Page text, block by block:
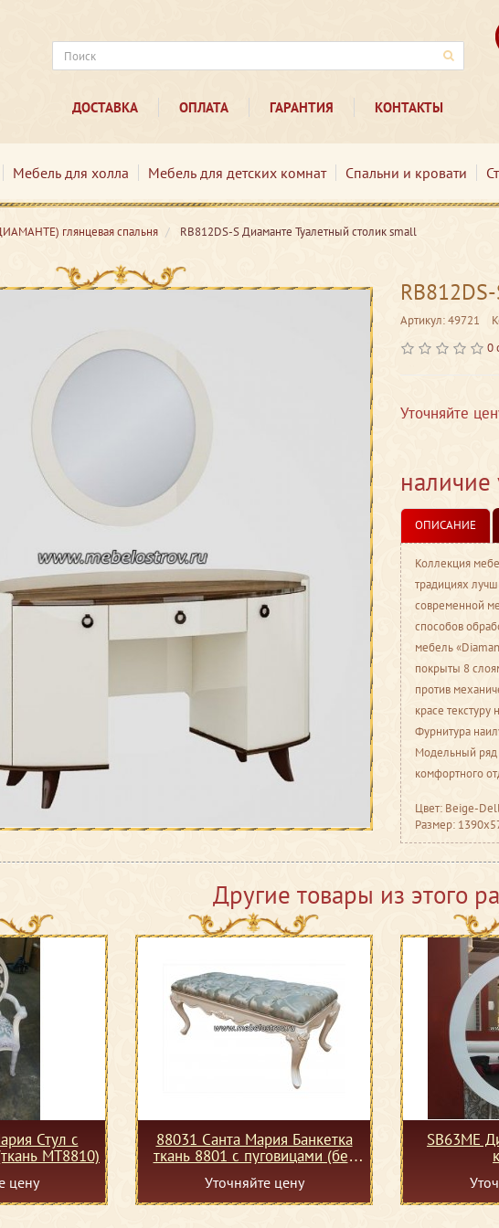
ДОСТАВКА ОПЛАТА ГАРАНТИЯ КОНТАКТЫ
Мебель для холла Мебель для детских комнат Спальни и кровати
глянцевая спальня RB812DS-S Диаманте Туалетный столик small
Артикул: 49721
0
Уточняйте
наличие
ОПИСАНИЕ
Коллекция
традициях
современной
способов
мебель
покрыты 8
против
красе
Фурнитура
Модельный ряд
комфортного
Цвет: Beige-
Размер:
Другие товары из этого
Стул с
МТ8810)
цену
88031 Санта Мария Банкетка
ткань 8801 с пуговицами (без
Уточняйте цену
SB63ME